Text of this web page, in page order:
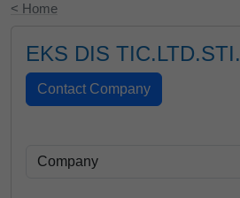
< Home
EKS DIS TIC.LTD.STI.